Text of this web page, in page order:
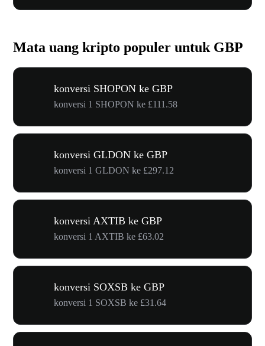
Mata uang kripto populer untuk GBP
konversi SHOPON ke GBP
konversi 1 SHOPON ke £111.58
konversi GLDON ke GBP
konversi 1 GLDON ke £297.12
konversi AXTIB ke GBP
konversi 1 AXTIB ke £63.02
konversi SOXSB ke GBP
konversi 1 SOXSB ke £31.64